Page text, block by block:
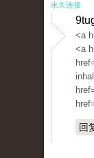
永久连接
<a
<a
回